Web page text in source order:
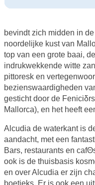
bevindt zich midden in
noordelijke kust van
top van een grote baai,
indrukwekkende witte
pittoresk en
bezienswaardigheden
gesticht door de
Mallorca), en het heeft
Alcudia de waterkant is
aandacht, met een
Bars, restaurants en
ook is de thuisbasis
en over Alcudia er zijn
boetieks. Er is ook een